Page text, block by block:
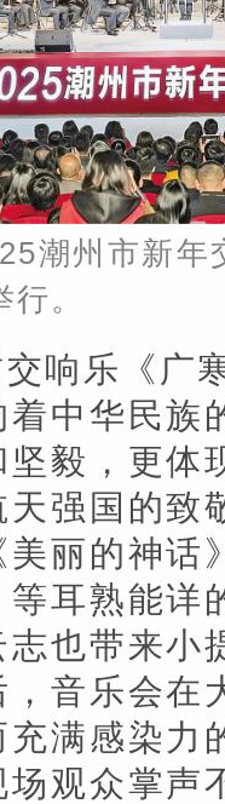
潮州市新
。
响乐《广
中华民族
毅，更体
强国的致
美丽的神话
耳熟能详
也带来小
音乐会在
满感染力
观众掌声